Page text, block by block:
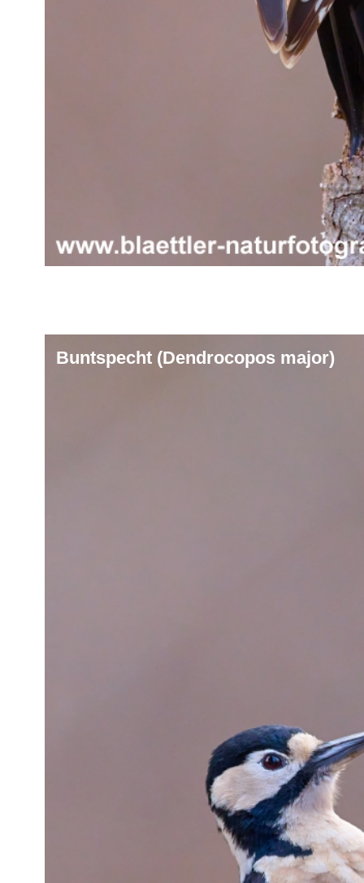
Buntspecht (Dendrocopos major)